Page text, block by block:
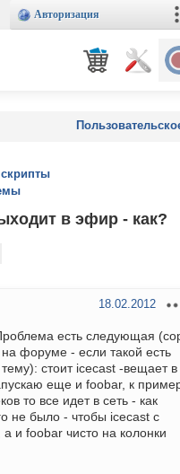
Авторизация
в эфир - как?
18.02.2012
есть следующая
форуме - если такой есть
стоит icecast -вещает в
еще и foobar, к
то все идет в сеть - как
не было - чтобы icecast с
и foobar чисто на колонки